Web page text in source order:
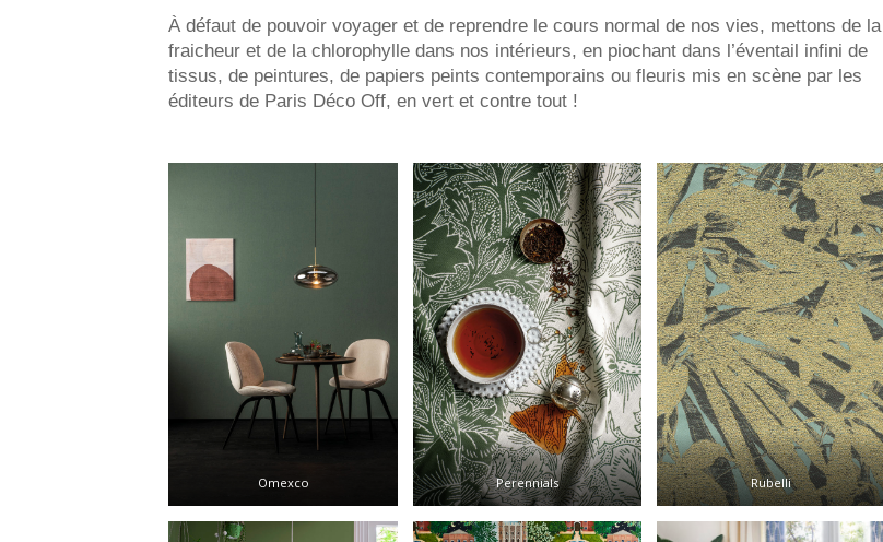
À défaut de pouvoir voyager et de reprendre le cours normal de nos vies, mettons de la
fraicheur et de la chlorophylle dans nos intérieurs, en piochant dans l’éventail infini de
tissus, de peintures, de papiers peints contemporains ou fleuris mis en scène par les
éditeurs de Paris Déco Off, en vert et contre tout !
Omexco Perennials Rubelli